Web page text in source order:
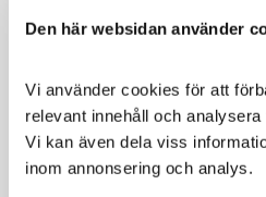
Den här websidan använder
Vi använder cookies för att
relevant innehåll och
Vi kan även dela viss
inom annonsering och analys.
Tillagat utan vete. Glutenfria
uppkomsten av känslighet
SUPER PREMIUM
Näring av hög kvalitet, som